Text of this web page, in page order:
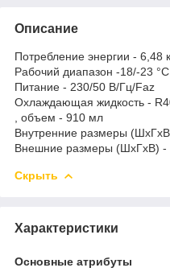
Описание
Потребление энергии - 6,48
Рабочий диапазон -18/-23 °C
Питание - 230/50 В/Гц/Faz
Охлаждающая жидкость -
, объем - 910 мл
Внутренние размеры
Внешние размеры (ШхГхВ) -
Скрыть
Характеристики
Основные атрибуты